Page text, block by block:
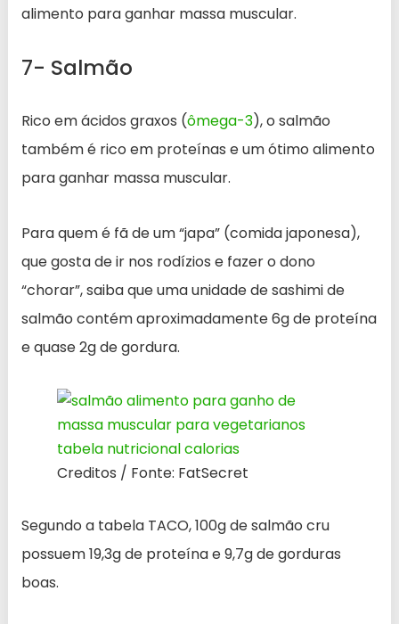
alimento para ganhar massa muscular.
7- Salmão
Rico em ácidos graxos (ômega-3), o salmão
também é rico em proteínas e um ótimo alimento
para ganhar massa muscular.
Para quem é fã de um “japa” (comida japonesa),
que gosta de ir nos rodízios e fazer o dono
“chorar”, saiba que uma unidade de sashimi de
salmão contém aproximadamente 6g de proteína
e quase 2g de gordura.
Creditos / Fonte: FatSecret
Segundo a tabela TACO, 100g de salmão cru
possuem 19,3g de proteína e 9,7g de gorduras
boas.